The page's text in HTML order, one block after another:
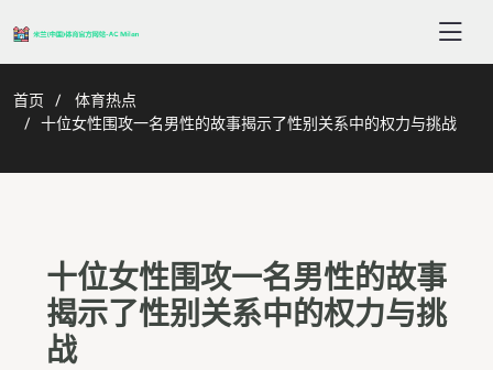
首页
体育热点
十位女性围攻一名男性的故事揭示了性别关系中的权力与挑战
十位女性围攻一名男性的故事
揭示了性别关系中的权力与挑
战